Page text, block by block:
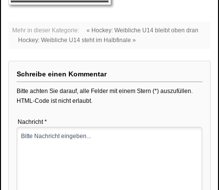
Mehr in dieser Kategorie:
« Hockey: Weibliche U14 bleibt oben dran
Hockey: Weibliche U14 steht im Halbfinale »
Schreibe einen Kommentar
Bitte achten Sie darauf, alle Felder mit einem Stern (*) auszufüllen.
HTML-Code ist nicht erlaubt.
Nachricht *